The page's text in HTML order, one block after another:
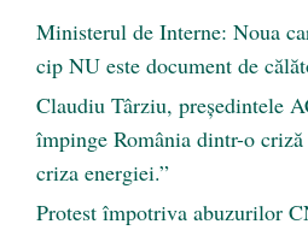
Ministerul de Interne: Noua
cip NU este document de
Claudiu Târziu, președintele
împinge România dintr-o
criza energiei.”
Protest împotriva abuzurilor